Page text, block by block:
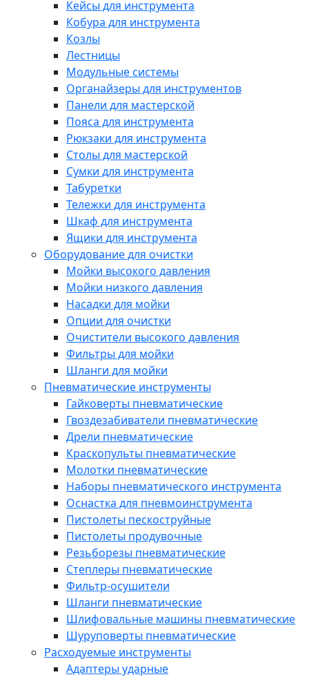
Кейсы для инструмента
Кобура для инструмента
Козлы
Лестницы
Модульные системы
Органайзеры для инструментов
Панели для мастерской
Пояса для инструмента
Рюкзаки для инструмента
Столы для мастерской
Сумки для инструмента
Табуретки
Тележки для инструмента
Шкаф для инструмента
Ящики для инструмента
Оборудование для очистки
Мойки высокого давления
Мойки низкого давления
Насадки для мойки
Опции для очистки
Очистители высокого давления
Фильтры для мойки
Шланги для мойки
Пневматические инструменты
Гайковерты пневматические
Гвоздезабиватели пневматические
Дрели пневматические
Краскопульты пневматические
Молотки пневматические
Наборы пневматического инструмента
Оснастка для пневмоинструмента
Пистолеты пескоструйные
Пистолеты продувочные
Резьборезы пневматические
Степлеры пневматические
Фильтр-осушители
Шланги пневматические
Шлифовальные машины пневматические
Шуруповерты пневматические
Расходуемые инструменты
Адаптеры ударные